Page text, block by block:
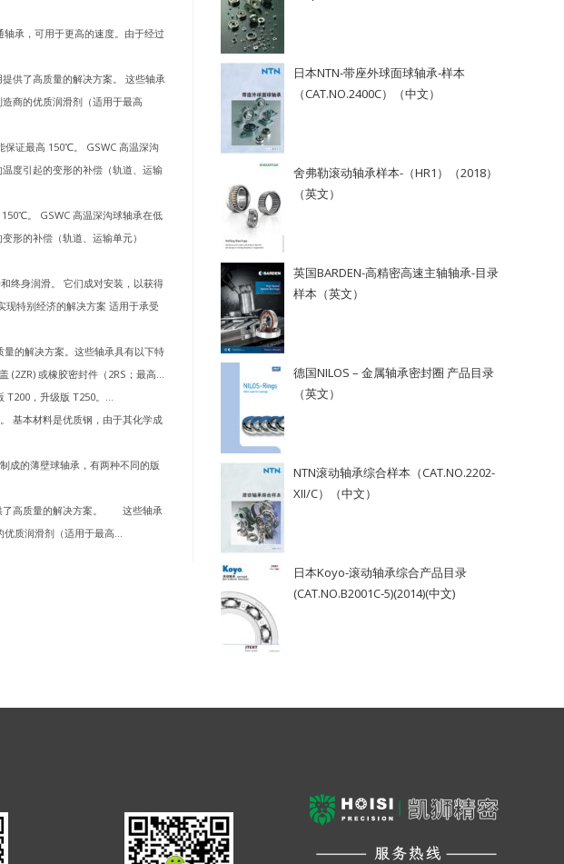
承，可用于更高的速度。由于经过
供了高质量的解决方案。 这些轴承
的优质润滑剂（适用于最高
证最高 150℃。 GSWC 高温深沟
度引起的变形的补偿（轨道、运输
。 GSWC 高温深沟球轴承在低
变形的补偿（轨道、运输单元）
终身润滑。 它们成对安装，以获得
特别经济的解决方案 适用于承受
的解决方案。这些轴承具有以下特
或橡胶密封件（2RS；最高...
，升级版 T250。...
基本材料是优质钢，由于其化学成
的薄壁球轴承，有两种不同的版
了高质量的解决方案。 这些轴承
质润滑剂（适用于最高...
日本NTN-带座外球面球轴承-样本
（CAT.NO.2400C）（中文）
舍弗勒滚动轴承样本-（HR1）（2018）
（英文）
英国BARDEN-高精密高速主轴轴承-目录
样本（英文）
德国NILOS – 金属轴承密封圈 产品目录
（英文）
NTN滚动轴承综合样本（CAT.NO.2202-
XII/C）（中文）
日本Koyo-滚动轴承综合产品目录
(CAT.NO.B2001C-5)(2014)(中文)